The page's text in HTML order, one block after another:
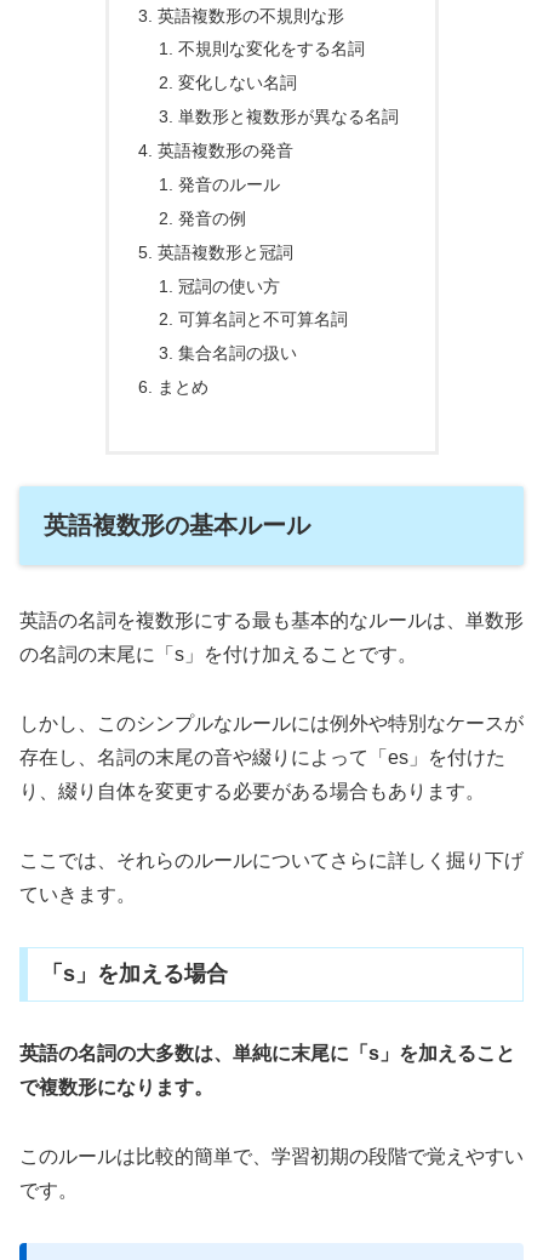
英語複数形の不規則な形
不規則な変化をする名詞
変化しない名詞
単数形と複数形が異なる名詞
英語複数形の発音
発音のルール
発音の例
英語複数形と冠詞
冠詞の使い方
可算名詞と不可算名詞
集合名詞の扱い
まとめ
英語複数形の基本ルール
英語の名詞を複数形にする最も基本的なルールは、単数形
の名詞の末尾に「s」を付け加えることです。
しかし、このシンプルなルールには例外や特別なケースが
存在し、名詞の末尾の音や綴りによって「es」を付けた
り、綴り自体を変更する必要がある場合もあります。
ここでは、それらのルールについてさらに詳しく掘り下げ
ていきます。
「s」を加える場合
英語の名詞の大多数は、単純に末尾に「s」を加えること
で複数形になります。
このルールは比較的簡単で、学習初期の段階で覚えやすい
です。